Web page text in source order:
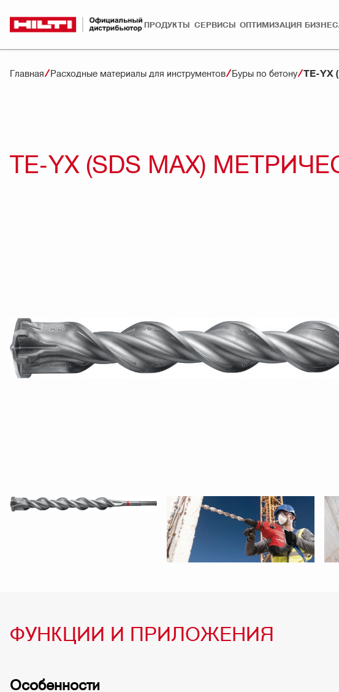
ПРОДУКТЫ СЕРВИСЫ ОПТИМИЗАЦИЯ
Главная Расходные материалы для инструментов Буры по бетону TE-
TE-YX (SDS MAX)
ФУНКЦИИ И ПРИЛОЖЕНИЯ
Особенности